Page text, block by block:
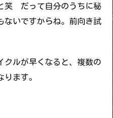
笑 だって自分のうちに秘
ないですからね。前向き試
クルが早くなると、複数の
ます。